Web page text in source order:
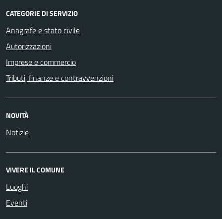
CATEGORIE DI SERVIZIO
Anagrafe e stato civile
Autorizzazioni
Imprese e commercio
Tributi, finanze e contravvenzioni
NOVITÀ
Notizie
VIVERE IL COMUNE
Luoghi
Eventi